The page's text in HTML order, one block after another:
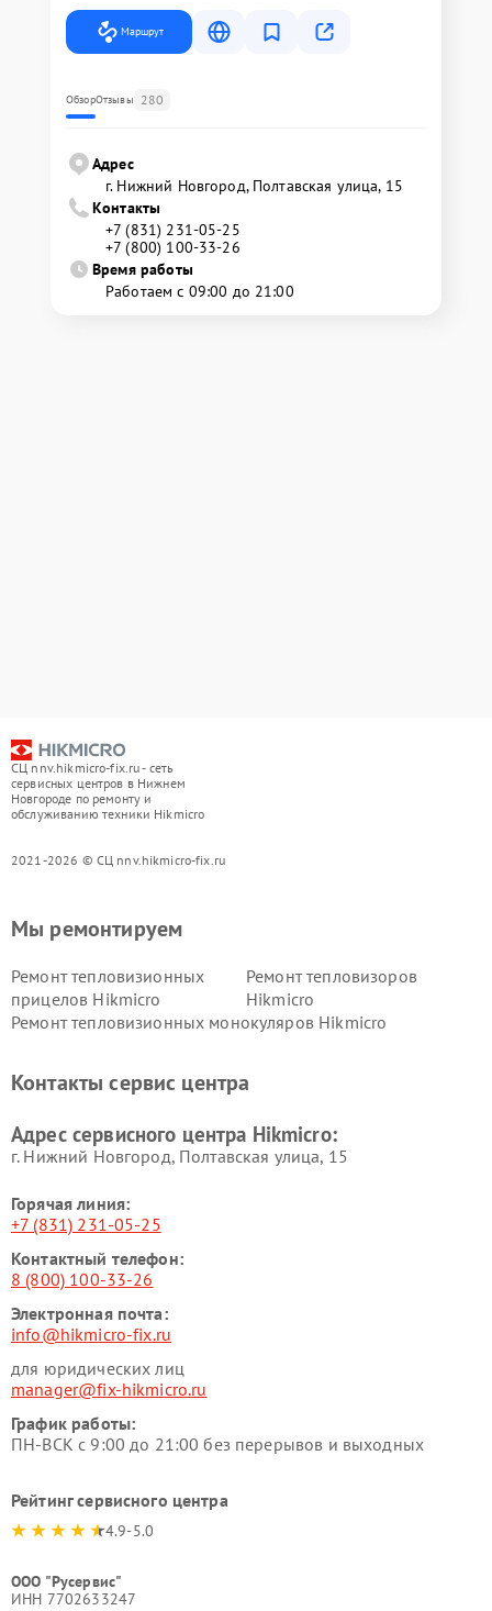
Маршрут
ОбзорОтзывы 280
Адрес
г. Нижний Новгород, Полтавская улица, 15
Контакты
+7 (831) 231-05-25
+7 (800) 100-33-26
Время работы
Работаем с 09:00 до 21:00
СЦ nnv.hikmicro-fix.ru - сеть
сервисных центров в Нижнем
Новгороде по ремонту и
обслуживанию техники Hikmicro
2021-2026 © СЦ nnv.hikmicro-fix.ru
Мы ремонтируем
Ремонт тепловизионных
прицелов Hikmicro
Ремонт тепловизоров
Hikmicro
Ремонт тепловизионных монокуляров Hikmicro
Контакты сервис центра
Адрес сервисного центра Hikmicro:
г. Нижний Новгород, Полтавская улица, 15
Горячая линия:
+7 (831) 231-05-25
Контактный телефон:
8 (800) 100-33-26
Электронная почта:
info@hikmicro-fix.ru
для юридических лиц
manager@fix-hikmicro.ru
График работы:
ПН-ВСК с 9:00 до 21:00 без перерывов и выходных
Рейтинг сервисного центра
4.9-5.0
ООО "Русервис"
ИНН 7702633247